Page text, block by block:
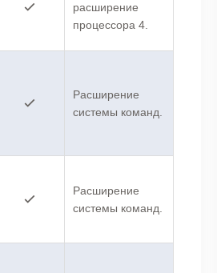
расширение
процессора 4.
Расширение
системы команд.
Расширение
системы команд.